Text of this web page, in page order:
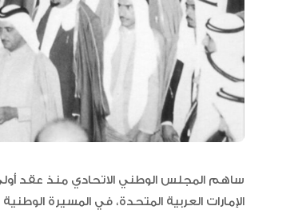
الإمارات العربية المتحدة، في المسيرة